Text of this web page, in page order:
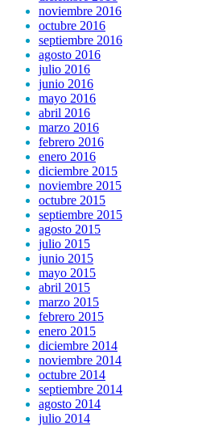
noviembre 2016
octubre 2016
septiembre 2016
agosto 2016
julio 2016
junio 2016
mayo 2016
abril 2016
marzo 2016
febrero 2016
enero 2016
diciembre 2015
noviembre 2015
octubre 2015
septiembre 2015
agosto 2015
julio 2015
junio 2015
mayo 2015
abril 2015
marzo 2015
febrero 2015
enero 2015
diciembre 2014
noviembre 2014
octubre 2014
septiembre 2014
agosto 2014
julio 2014